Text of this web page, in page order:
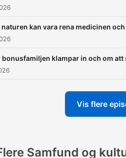
naturen kan vara rena medicinen
bonusfamiljen klampar in och om
Vis flere
Samfund og